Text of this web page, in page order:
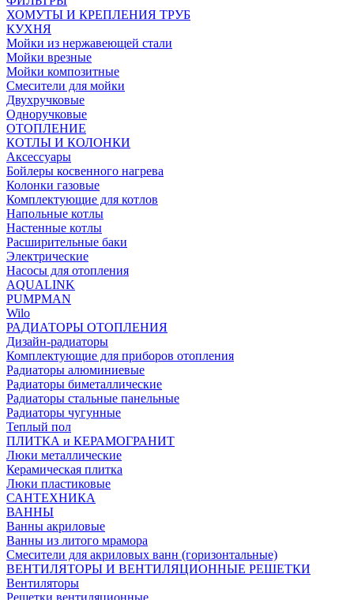
ХОМУТЫ И КРЕПЛЕНИЯ ТРУБ
КУХНЯ
Мойки из нержавеющей стали
Мойки врезные
Мойки композитные
Смесители для мойки
Двухручковые
Одноручковые
ОТОПЛЕНИЕ
КОТЛЫ И КОЛОНКИ
Аксессуары
Бойлеры косвенного нагрева
Колонки газовые
Комплектующие для котлов
Напольные котлы
Настенные котлы
Расширительные баки
Электрические
Насосы для отопления
AQUALINK
PUMPMAN
Wilo
РАДИАТОРЫ ОТОПЛЕНИЯ
Дизайн-радиаторы
Комплектующие для приборов отопления
Радиаторы алюминиевые
Радиаторы биметаллические
Радиаторы стальные панельные
Радиаторы чугунные
Теплый пол
ПЛИТКА и КЕРАМОГРАНИТ
Люки металлические
Керамическая плитка
Люки пластиковые
САНТЕХНИКА
ВАННЫ
Ванны акриловые
Ванны из литого мрамора
Смесители для акриловых ванн (горизонтальные)
ВЕНТИЛЯТОРЫ И ВЕНТИЛЯЦИОННЫЕ РЕШЕТКИ
Вентиляторы
Решетки вентиляционные